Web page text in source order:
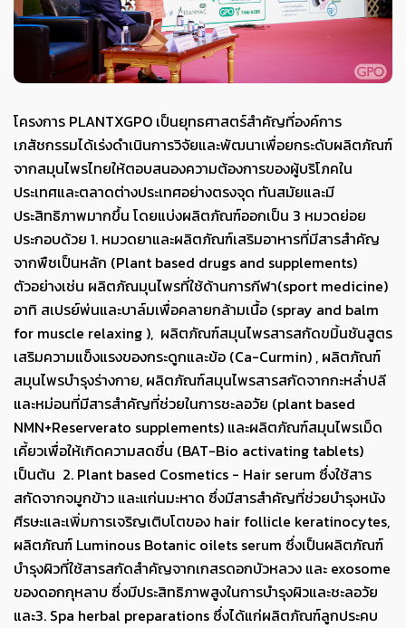
โครงการ PLANTXGPO เป็นยุทธศาสตร์สำคัญที่องค์การ
เภสัชกรรมได้เร่งดำเนินการวิจัยและพัฒนาเพื่อยกระดับผลิตภัณฑ์
จากสมุนไพรไทยให้ตอบสนองความต้องการของผู้บริโภคใน
ประเทศและตลาดต่างประเทศอย่างตรงจุด ทันสมัยและมี
ประสิทธิภาพมากขึ้น โดยแบ่งผลิตภัณฑ์ออกเป็น 3 หมวดย่อย
ประกอบด้วย 1. หมวดยาและผลิตภัณฑ์เสริมอาหารที่มีสารสำคัญ
จากพืชเป็นหลัก (Plant based drugs and supplements)
ตัวอย่างเช่น ผลิตภัณมุนไพรที่ใช้ด้านการกีฬา(sport medicine)
อาทิ สเปรย์พ่นและบาล์มเพื่อคลายกล้ามเนื้อ (spray and balm
for muscle relaxing ), ผลิตภัณฑ์สมุนไพรสารสกัดขมิ้นชันสูตร
เสริมความแข็งแรงของกระดูกและข้อ (Ca-Curmin) , ผลิตภัณฑ์
สมุนไพรบำรุงร่างกาย, ผลิตภัณฑ์สมุนไพรสารสกัดจากกะหล่ำปลี
และหม่อนที่มีสารสำคัญที่ช่วยในการชะลอวัย (plant based
NMN+Reserverato supplements) และผลิตภัณฑ์สมุนไพรเม็ด
เคี้ยวเพื่อให้เกิดความสดชื่น (BAT-Bio activating tablets)
เป็นต้น 2. Plant based Cosmetics - Hair serum ซึ่งใช้สาร
สกัดจากจมูกข้าว และแก่นมะหาด ซึ่งมีสารสำคัญที่ช่วยบำรุงหนัง
ศีรษะและเพิ่มการเจริญเติบโตของ hair follicle keratinocytes,
ผลิตภัณฑ์ Luminous Botanic oilets serum ซึ่งเป็นผลิตภัณฑ์
บำรุงผิวที่ใช้สารสกัดสำคัญจากเกสรดอกบัวหลวง และ exosome
ของดอกกุหลาบ ซึ่งมีประสิทธิภาพสูงในการบำรุงผิวและชะลอวัย
และ3. Spa herbal preparations ซึ่งได้แก่ผลิตภัณฑ์ลูกประคบ